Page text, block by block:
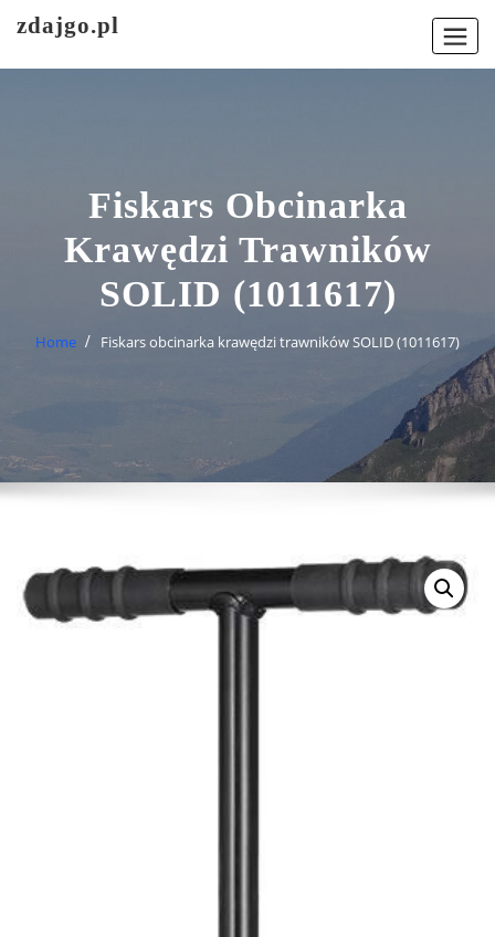
zdajgo.pl
Fiskars Obcinarka
Krawędzi Trawników
SOLID (1011617)
Home Fiskars obcinarka krawędzi trawników SOLID (1011617)